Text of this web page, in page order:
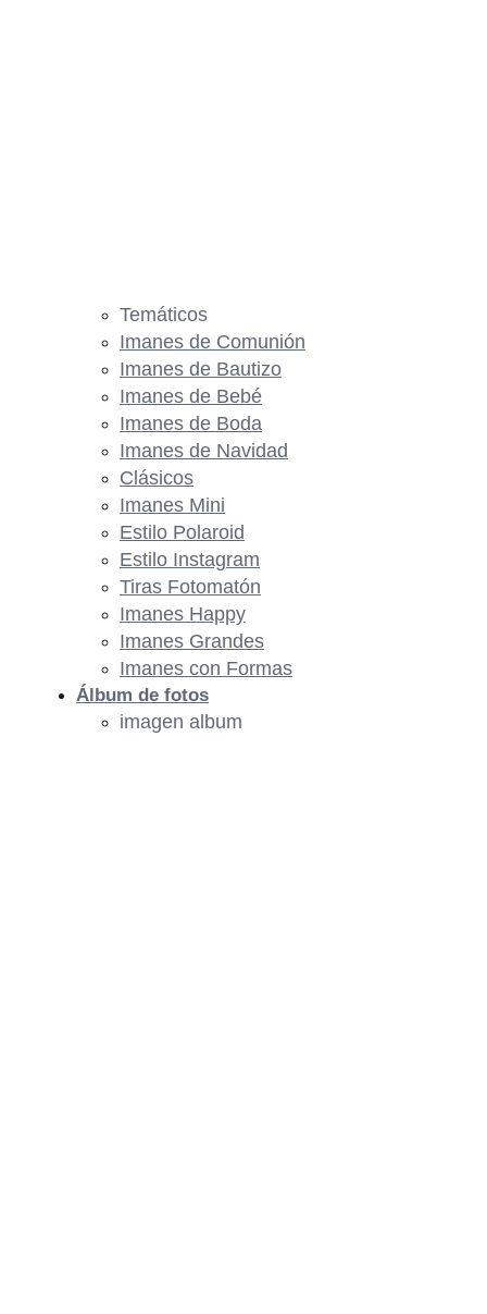
Temáticos
Imanes de Comunión
Imanes de Bautizo
Imanes de Bebé
Imanes de Boda
Imanes de Navidad
Clásicos
Imanes Mini
Estilo Polaroid
Estilo Instagram
Tiras Fotomatón
Imanes Happy
Imanes Grandes
Imanes con Formas
Álbum de fotos
imagen album